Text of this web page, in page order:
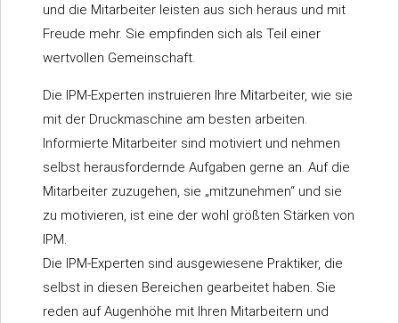
und die Mitarbeiter leisten aus sich heraus und mit
Freude mehr. Sie empfinden sich als Teil einer
wertvollen Gemeinschaft.
Die IPM-Experten instruieren Ihre Mitarbeiter, wie sie
mit der Druckmaschine am besten arbeiten.
Informierte Mitarbeiter sind motiviert und nehmen
selbst herausfordernde Aufgaben gerne an. Auf die
Mitarbeiter zuzugehen, sie „mitzunehmen“ und sie
zu motivieren, ist eine der wohl größten Stärken von
IPM.
Die IPM-Experten sind ausgewiesene Praktiker, die
selbst in diesen Bereichen gearbeitet haben. Sie
reden auf Augenhöhe mit Ihren Mitarbeitern und